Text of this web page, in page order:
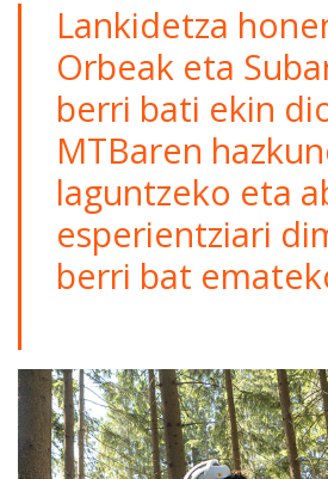
Lankidetza
Orbeak eta
berri bati ekin
MTBaren
laguntzeko eta
esperientziari
berri bat